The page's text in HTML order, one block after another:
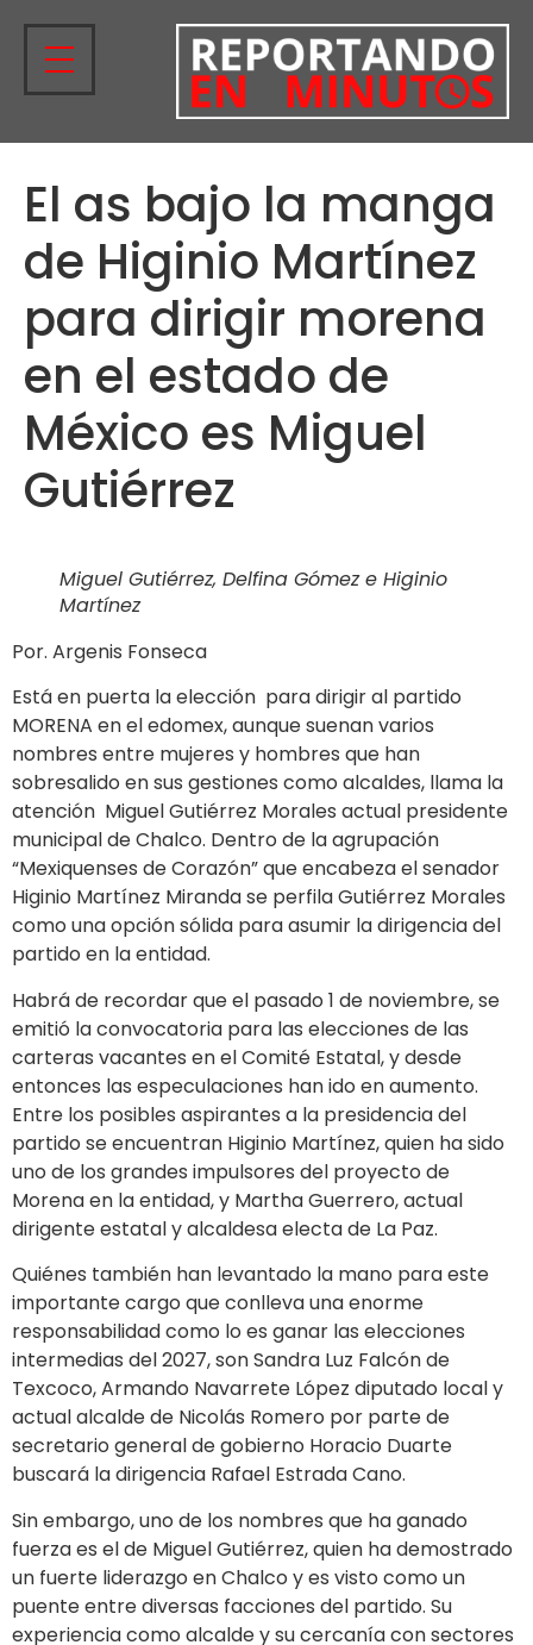
El as bajo la manga
de Higinio Martínez
para dirigir morena
en el estado de
México es Miguel
Gutiérrez
Miguel Gutiérrez, Delfina Gómez e Higinio
Martínez
Por. Argenis Fonseca
Está en puerta la elección para dirigir al partido
MORENA en el edomex, aunque suenan varios
nombres entre mujeres y hombres que han
sobresalido en sus gestiones como alcaldes, llama la
atención Miguel Gutiérrez Morales actual presidente
municipal de Chalco. Dentro de la agrupación
“Mexiquenses de Corazón” que encabeza el senador
Higinio Martínez Miranda se perfila Gutiérrez Morales
como una opción sólida para asumir la dirigencia del
partido en la entidad.
Habrá de recordar que el pasado 1 de noviembre, se
emitió la convocatoria para las elecciones de las
carteras vacantes en el Comité Estatal, y desde
entonces las especulaciones han ido en aumento.
Entre los posibles aspirantes a la presidencia del
partido se encuentran Higinio Martínez, quien ha sido
uno de los grandes impulsores del proyecto de
Morena en la entidad, y Martha Guerrero, actual
dirigente estatal y alcaldesa electa de La Paz.
Quiénes también han levantado la mano para este
importante cargo que conlleva una enorme
responsabilidad como lo es ganar las elecciones
intermedias del 2027, son Sandra Luz Falcón de
Texcoco, Armando Navarrete López diputado local y
actual alcalde de Nicolás Romero por parte de
secretario general de gobierno Horacio Duarte
buscará la dirigencia Rafael Estrada Cano.
Sin embargo, uno de los nombres que ha ganado
fuerza es el de Miguel Gutiérrez, quien ha demostrado
un fuerte liderazgo en Chalco y es visto como un
puente entre diversas facciones del partido. Su
experiencia como alcalde y su cercanía con sectores